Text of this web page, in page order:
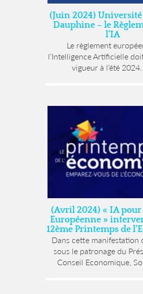
(Juin 2024) Université
Dauphine – le
l’IA
Le règlement
l’Intelligence Artificielle
vigueur à l’été 2024.
(Avril 2024) « IA pour
Européenne »
12ème Printemps de
Dans cette manifestation
sous le patronage du
Conseil Economique,